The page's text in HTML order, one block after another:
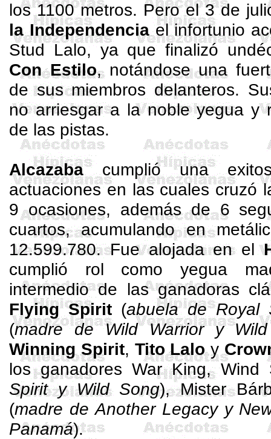
los 1100 metros. Pero el 3 de
la Independenciael infortunio
Stud Lalo, ya que finalizó
Con Estilo, notándose una
de sus miembros delanteros.
no arriesgar a la noble yegua y
de las pistas.
Alcazabacumplió una
actuaciones en las cuales cruzó
9 ocasiones, además de 6
cuartos, acumulando en
12.599.780. Fue alojada en el
cumplió rol como yegua
intermedio de las ganadoras
Flying Spirit (abuela de Royal
(madre de WildWarriory Wild
Winning Spirit, Tito Laloy
los ganadoresWarKing,Wind
Spirity Wild Song),Mister
(madre de Another Legacy y
Panamá).